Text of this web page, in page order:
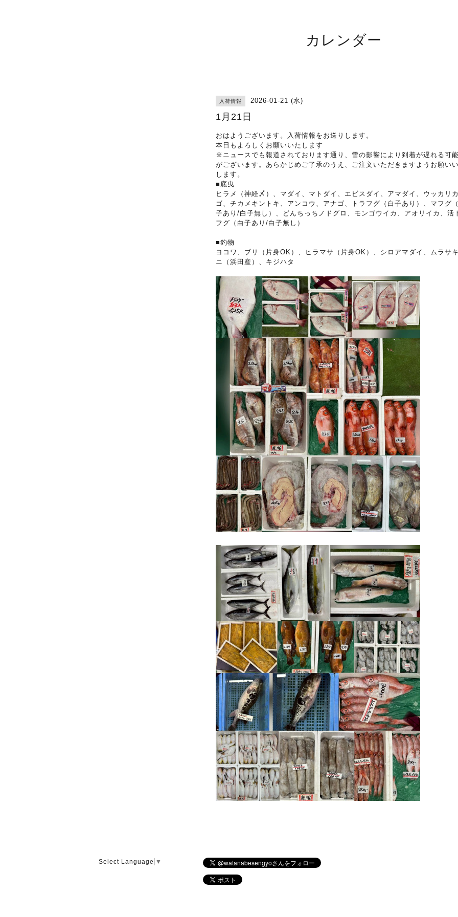
カレンダー
入荷情報 2026-01-21 (水)
1月21日
おはようございます。入荷情報をお送りします。
本日もよろしくお願いいたします
※ニュースでも報道されております通り、雪の影響により到着が遅れる可
がございます。あらかじめご了承のうえ、ご注文いただきますようお願い
します。
■底曳
ヒラメ（神経〆）、マダイ、マトダイ、エビスダイ、アマダイ、ウッカリ
ゴ、チカメキントキ、アンコウ、アナゴ、トラフグ（白子あり）、マフグ
子あり/白子無し）、どんちっちノドグロ、モンゴウイカ、アオリイカ、活
フグ（白子あり/白子無し）
■釣物
ヨコワ、ブリ（片身OK）、ヒラマサ（片身OK）、シロアマダイ、ムラサ
ニ（浜田産）、キジハタ
Select Language ▼